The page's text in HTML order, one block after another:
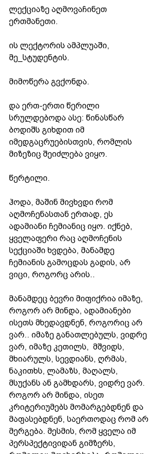
ლექციაზე აღმოვაჩინეთ
ერთმანეთი.
ის ლექტორის ამპლუაში,
მე_სტუდენტის.
მიმოწერა გვქონდა.
და ერთ-ერთი წერილი
სრულდებოდა ასე: წინასწარ
ბოდიშს გიხდით იმ
იმედგაცრუებისთვის, რომლის
მიზეზიც შეიძლება ვიყო.
წერტილი.
ჰოდა, მაშინ მივხვდი რომ
აღმოჩენასთან ერთად, ეს
ადამიანი ჩემიანიც იყო. იქნებ,
ყველაფერი რაც აღმოჩენის
სექციაში ხვდება, მანამდე
ჩემიანის გამოცდას გადის, არ
ვიცი, როგორც არის..
მანამდეც ბევრი მიფიქრია იმაზე,
როგორ არ მინდა, ადამიანები
ისეთს მხედავდნენ, როგორიც არ
ვარ.. იმაზე განათლებულს, ვიდრე
ვარ, იმაზე კეთილს,  მშვიდს,
მხიარულს, სევდიანს, ღრმას,
ნაკითხს, ლამაზს, მაღალს,
მსუქანს ან გამხდარს, ვიდრე ვარ.
როგორ არ მინდა, ისეთ
კრიტერიუმებს მომარგებდნენ და
მაფასებდნენ, საერთოდაც რომ არ
მერგება. მესმის, რომ ყველა იმ
პერსპექტივიდან გიმზერს,